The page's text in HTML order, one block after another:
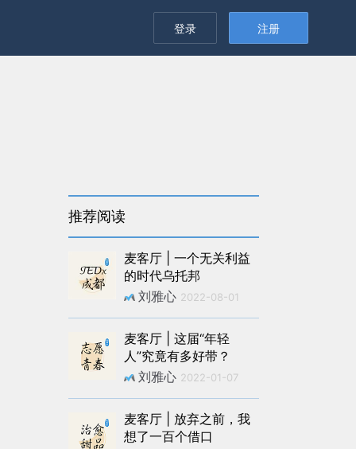
登录 注册
推荐阅读
麦客厅 | 一个无关利益
的时代乌托邦
刘雅心 2022-08-01
麦客厅 | 这届“年轻
人”究竟有多好带？
刘雅心 2022-01-07
麦客厅 | 放弃之前，我
想了一百个借口